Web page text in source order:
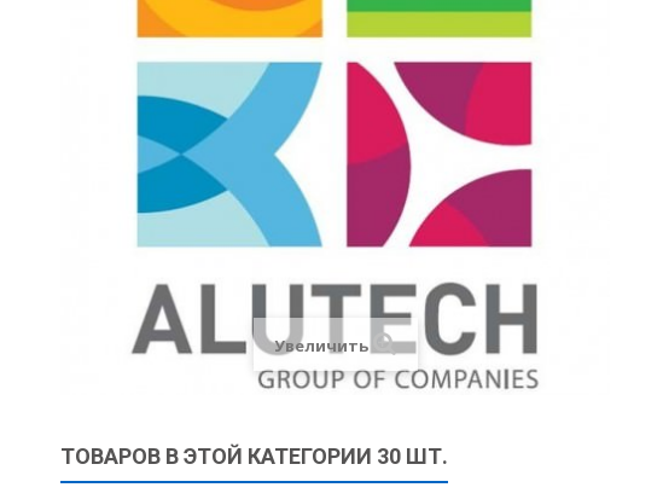
Увеличить
ТОВАРОВ В ЭТОЙ КАТЕГОРИИ 30 ШТ.